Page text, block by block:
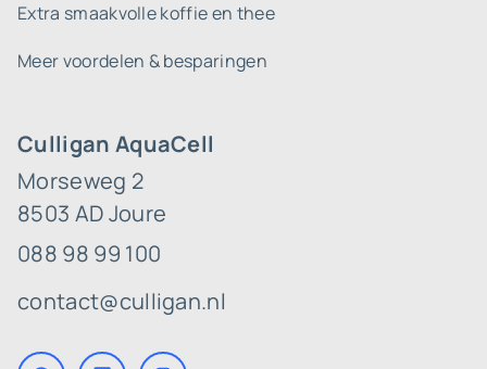
Culligan AquaCell
Morseweg 2
8503 AD Joure
088 98 99 100
contact@culligan.nl
Extra smaakvolle koffie en thee
Meer voordelen & besparingen